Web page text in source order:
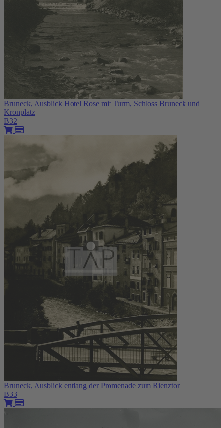
Bruneck, Ausblick Hotel Rose mit Turm, Schloss Bruneck und
Kronplatz
B32
Bruneck, Ausblick entlang der Promenade zum Rienztor
B33